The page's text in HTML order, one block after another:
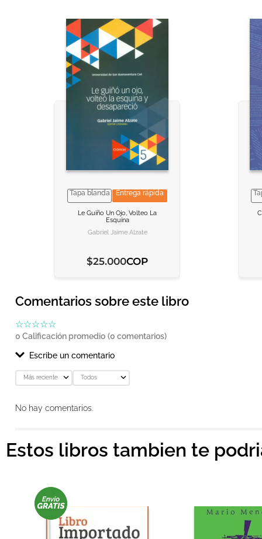
VER INFORMACION
AGREGAR AL CARRITO
VER INFORMACION
AGREGAR AL CARRITO
Tapa blanda Entrega rápida
Le Guiño Un Ojo, Volteo La
Esquina
Gabriel Jaime Alzate
$25.000COP
Comentarios sobre este libro
☆☆☆☆☆
0 Calificación promedio (0 comentarios)
Escribe un comentario
Agregar comentario
★★★
Tu nombre
Más reciente Todos
No hay comentarios.
Estos libros tambien te